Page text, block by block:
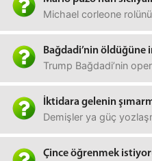
Michael corleone
Bağdadi’nin öldüğüne
Trump Bağdadi’nin
İktidara gelenin
Demişler ya güç
Çince öğrenmek